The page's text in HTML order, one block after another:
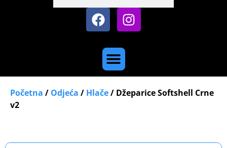
Početna / Odjeća / Hlače/ Džeparice Softshell Crne
v2